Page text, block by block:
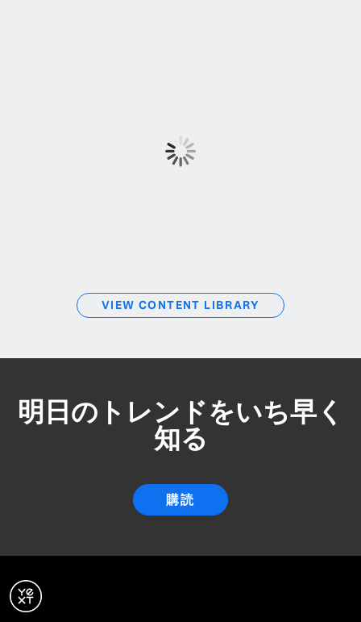
VIEW CONTENT LIBRARY
明日のトレンドをいち早く
知る
購読